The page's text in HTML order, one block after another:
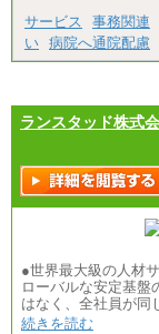
サービス
事務関連
い 病院へ通院配慮
ランスタッド株式
●世界最大級の人
ローバルな安定基盤
はなく、全社員が同
続きを読む